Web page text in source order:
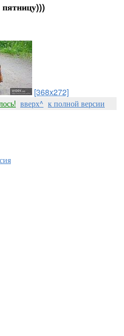
[368x272]
вверх^ к полной версии